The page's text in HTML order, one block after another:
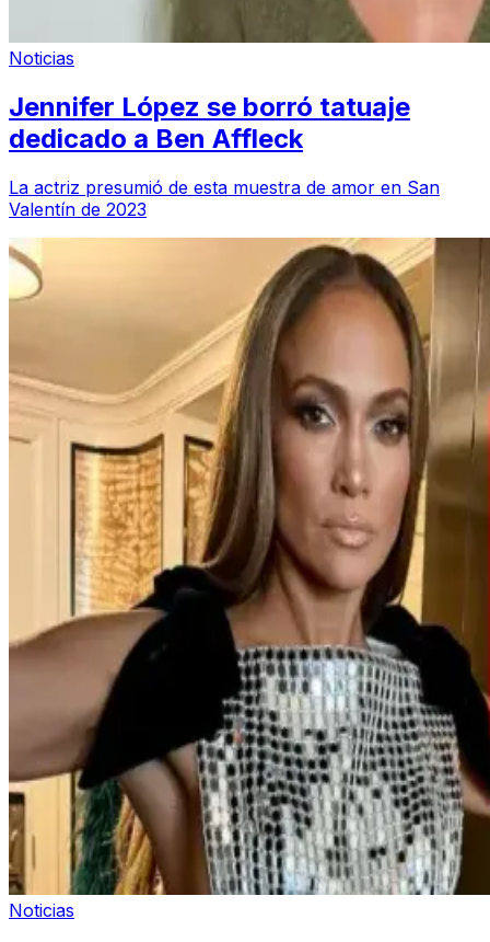
Noticias
Jennifer López se borró tatuaje
dedicado a Ben Affleck
La actriz presumió de esta muestra de amor en San
Valentín de 2023
Noticias